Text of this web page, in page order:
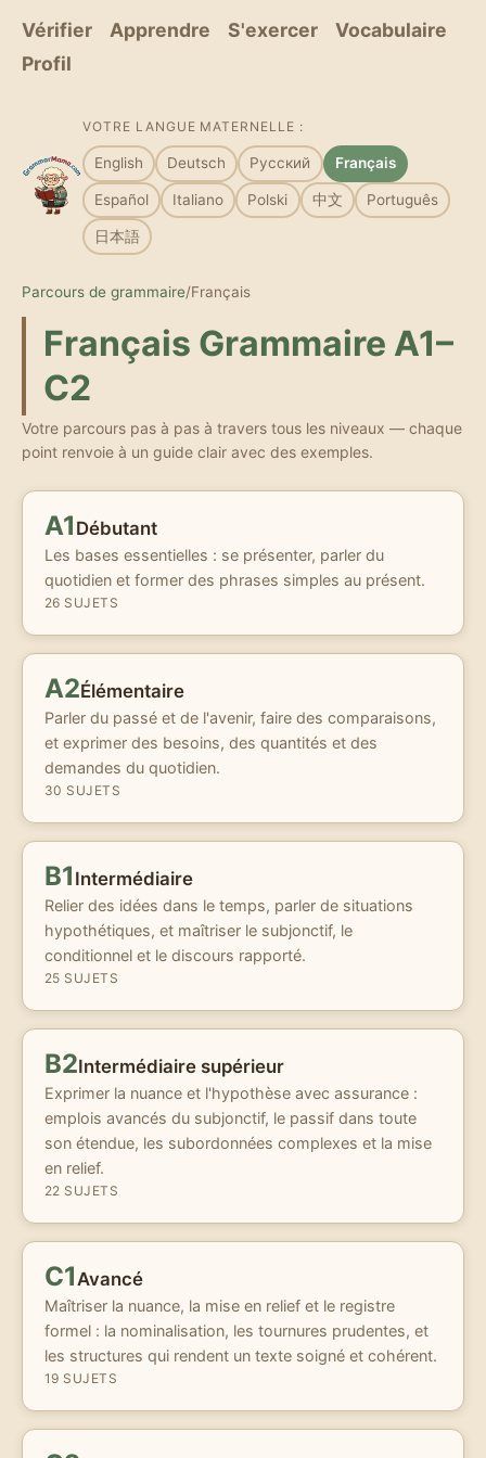
Vérifier Apprendre S'exercer
Vocabulaire
Profil
VOTRE LANGUE MATERNELLE :
English Deutsch Русский Français
Español Italiano Polski 中文 Português
日本語
Parcours de grammaire/Français
Français Grammaire A1–
C2
Votre parcours pas à pas à travers tous les niveaux — chaque
point renvoie à un guide clair avec des exemples.
A1 Débutant
Les bases essentielles : se présenter, parler du
quotidien et former des phrases simples au présent.
26 SUJETS
A2Élémentaire
Parler du passé et de l'avenir, faire des comparaisons,
et exprimer des besoins, des quantités et des
demandes du quotidien.
30 SUJETS
B1 Intermédiaire
Relier des idées dans le temps, parler de situations
hypothétiques, et maîtriser le subjonctif, le
conditionnel et le discours rapporté.
25 SUJETS
B2Intermédiaire supérieur
Exprimer la nuance et l'hypothèse avec assurance :
emplois avancés du subjonctif, le passif dans toute
son étendue, les subordonnées complexes et la mise
en relief.
22 SUJETS
C1 Avancé
Maîtriser la nuance, la mise en relief et le registre
formel : la nominalisation, les tournures prudentes, et
les structures qui rendent un texte soigné et cohérent.
19 SUJETS